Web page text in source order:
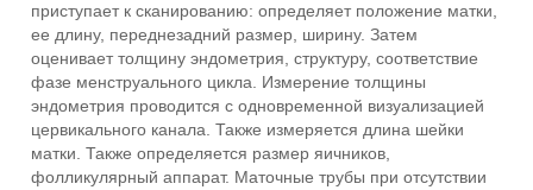
приступает к сканированию: определяет положение матки,
ее длину, переднезадний размер, ширину. Затем
оценивает толщину эндометрия, структуру, соответствие
фазе менструального цикла. Измерение толщины
эндометрия проводится с одновременной визуализацией
цервикального канала. Также измеряется длина шейки
матки. Также определяется размер яичников,
фолликулярный аппарат. Маточные трубы при отсутствии